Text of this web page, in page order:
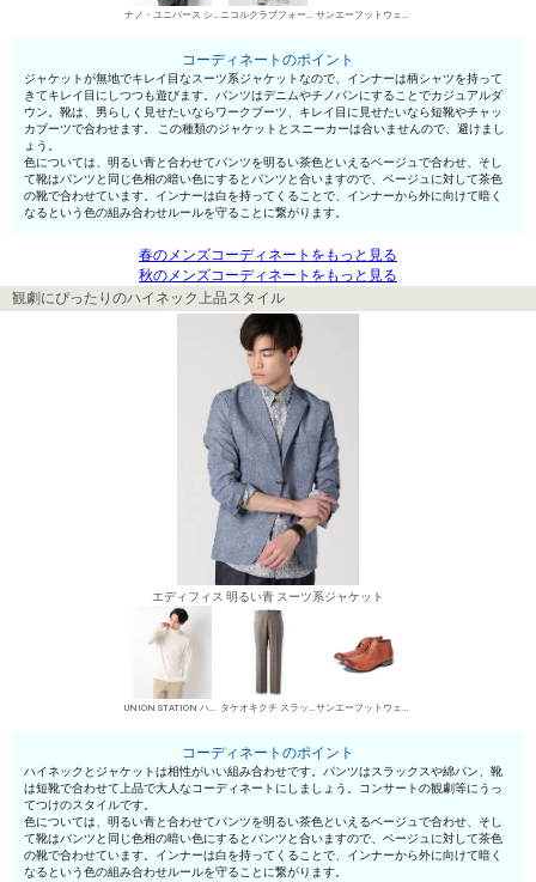
ナノ・ユニバース シャツ ニコルクラブフォーメン デニムパンツ・ジーンズ サンエーフットウェア 短靴・レザーシューズ
コーディネートのポイント
ジャケットが無地でキレイ目なスーツ系ジャケットなので、インナーは柄シャツを持って
きてキレイ目にしつつも遊びます。パンツはデニムやチノパンにすることでカジュアルダ
ウン。靴は、男らしく見せたいならワークブーツ、キレイ目に見せたいなら短靴やチャッ
カブーツで合わせます。 この種類のジャケットとスニーカーは合いませんので、避けまし
ょう。
色については、明るい青と合わせてパンツを明るい茶色といえるベージュで合わせ、そし
て靴はパンツと同じ色相の暗い色にするとパンツと合いますので、ベージュに対して茶色
の靴で合わせています。インナーは白を持ってくることで、インナーから外に向けて暗く
なるという色の組み合わせルールを守ることに繋がります。
春のメンズコーディネートをもっと見る
秋のメンズコーディネートをもっと見る
観劇にぴったりのハイネック上品スタイル
エディフィス 明るい青 スーツ系ジャケット
UNION STATION ハイネック タケオキクチ スラックス サンエーフットウェア 短靴・レザーシューズ
コーディネートのポイント
ハイネックとジャケットは相性がいい組み合わせです。パンツはスラックスや綿パン、靴
は短靴で合わせて上品で大人なコーディネートにしましょう。コンサートの観劇等にうっ
てつけのスタイルです。
色については、明るい青と合わせてパンツを明るい茶色といえるベージュで合わせ、そし
て靴はパンツと同じ色相の暗い色にするとパンツと合いますので、ベージュに対して茶色
の靴で合わせています。インナーは白を持ってくることで、インナーから外に向けて暗く
なるという色の組み合わせルールを守ることに繋がります。